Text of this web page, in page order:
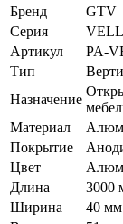
Бренд
GTV
Серия
Артикул
PA-
Тип
Назначение
Материал
Покрытие
Цвет
Длина
3000
Ширина
40 мм